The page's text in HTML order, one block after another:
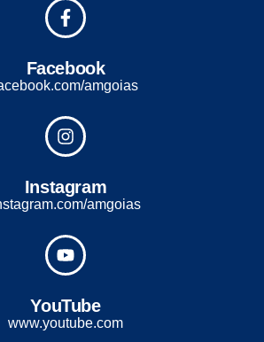
Facebook
amgoias
Instagram
amgoias
YouTube
www.youtube.com